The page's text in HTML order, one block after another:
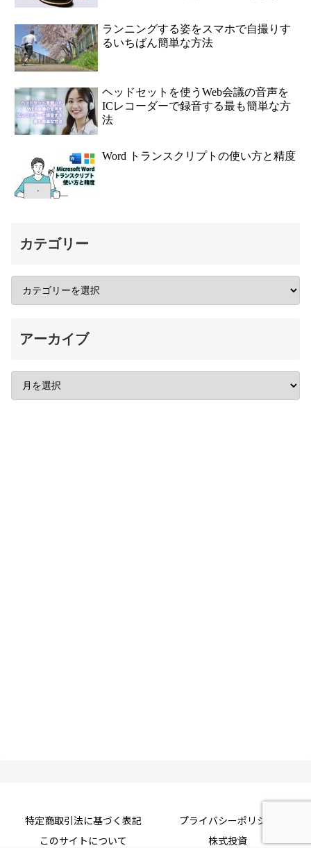
ランニングする姿をスマホで自撮りす
るいちばん簡単な方法
ヘッドセットを使うWeb会議の音声を
ICレコーダーで録音する最も簡単な方
法
Word トランスクリプトの使い方と精度
カテゴリー
アーカイブ
特定商取引法に基づく表記
プライバシーポリシー
このサイトについて
株式投資